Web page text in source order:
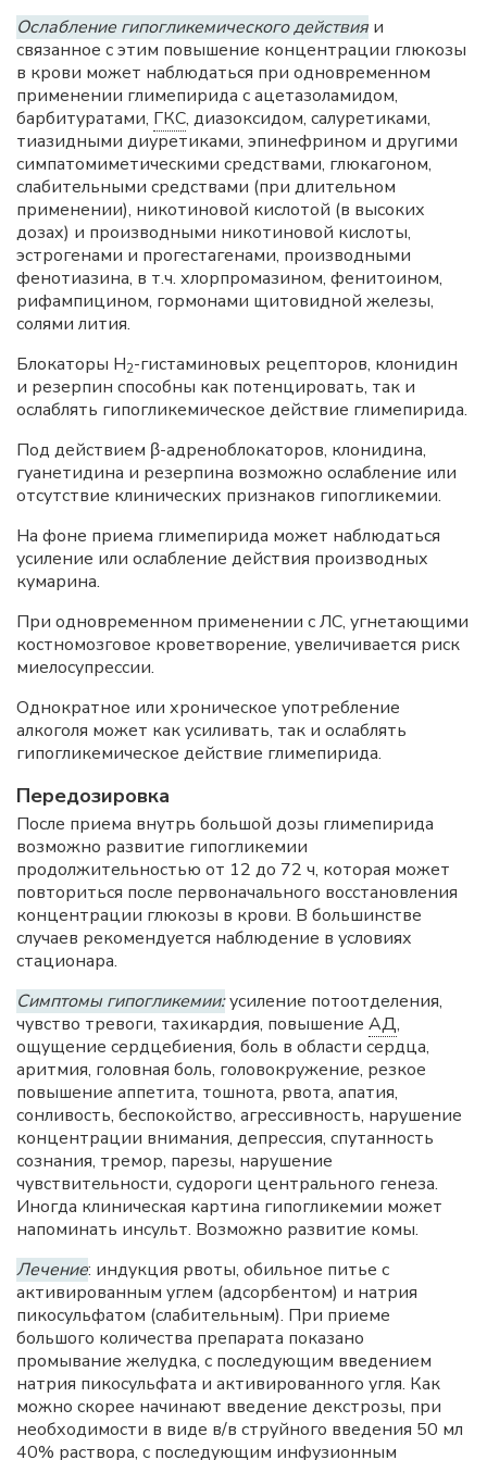
Ослабление гипогликемического действияи
связанное с этим повышение концентрации глюкозы
в крови может наблюдаться при одновременном
применении глимепирида с ацетазоламидом,
барбитуратами, ГКС, диазоксидом, салуретиками,
тиазидными диуретиками, эпинефрином и другими
симпатомиметическими средствами, глюкагоном,
слабительными средствами (при длительном
применении), никотиновой кислотой (в высоких
дозах) и производными никотиновой кислоты,
эстрогенами и прогестагенами, производными
фенотиазина, в т.ч. хлорпромазином, фенитоином,
рифампицином, гормонами щитовидной железы,
солями лития.
Блокаторы H2-гистаминовых рецепторов, клонидин
и резерпин способны как потенцировать, так и
ослаблять гипогликемическое действие глимепирида.
Под действием β-адреноблокаторов, клонидина,
гуанетидина и резерпина возможно ослабление или
отсутствие клинических признаков гипогликемии.
На фоне приема глимепирида может наблюдаться
усиление или ослабление действия производных
кумарина.
При одновременном применении с ЛС, угнетающими
костномозговое кроветворение, увеличивается риск
миелосупрессии.
Однократное или хроническое употребление
алкоголя может как усиливать, так и ослаблять
гипогликемическое действие глимепирида.
Передозировка
После приема внутрь большой дозы глимепирида
возможно развитие гипогликемии
продолжительностью от 12 до 72 ч, которая может
повториться после первоначального восстановления
концентрации глюкозы в крови. В большинстве
случаев рекомендуется наблюдение в условиях
стационара.
Симптомы гипогликемии:усиление потоотделения,
чувство тревоги, тахикардия, повышение АД,
ощущение сердцебиения, боль в области сердца,
аритмия, головная боль, головокружение, резкое
повышение аппетита, тошнота, рвота, апатия,
сонливость, беспокойство, агрессивность, нарушение
концентрации внимания, депрессия, спутанность
сознания, тремор, парезы, нарушение
чувствительности, судороги центрального генеза.
Иногда клиническая картина гипогликемии может
напоминать инсульт. Возможно развитие комы.
Лечение: индукция рвоты, обильное питье с
активированным углем (адсорбентом) и натрия
пикосульфатом (слабительным). При приеме
большого количества препарата показано
промывание желудка, с последующим введением
натрия пикосульфата и активированного угля. Как
можно скорее начинают введение декстрозы, при
необходимости в виде в/в струйного введения 50 мл
40% раствора, с последующим инфузионным